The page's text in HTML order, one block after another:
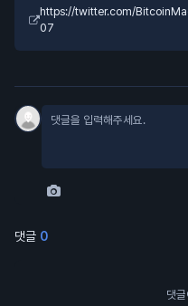
https://twitter.com/
07
댓글 0
댓